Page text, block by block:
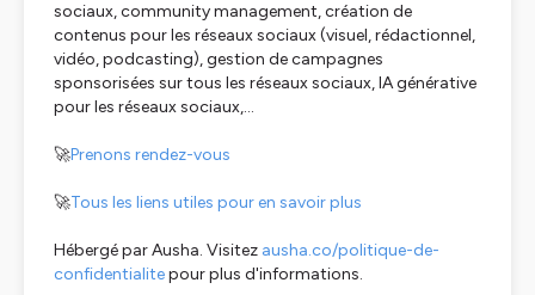
sociaux, community management, création de
contenus pour les réseaux sociaux (visuel, rédactionnel,
vidéo, podcasting), gestion de campagnes
sponsorisées sur tous les réseaux sociaux, IA générative
pour les réseaux sociaux,...
🚀Prenons rendez-vous
🚀Tous les liens utiles pour en savoir plus
Hébergé par Ausha. Visitez ausha.co/politique-de-
confidentialitepour plus d'informations.